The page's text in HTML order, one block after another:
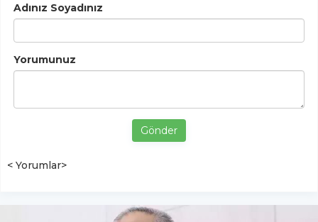
Adınız Soyadınız
Yorumunuz
Gönder
< Yorumlar>